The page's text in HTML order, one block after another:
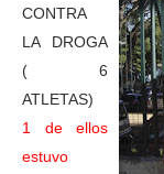
CONTRA
LA DROGA
( 6
ATLETAS)
1 de ellos
estuvo